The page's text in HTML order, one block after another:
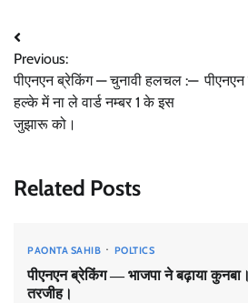
Post
navigation
Previous:
पीएनएन ब्रेकिंग — चुनावी हलचल :—
हल्के में ना ले वार्ड नम्बर 1 के इस
जुझारू को।
Related Posts
PAONTA SAHIB POLTICS
पीएनएन ब्रेकिंग — भाजपा ने बढ़ाया
तरजीह।